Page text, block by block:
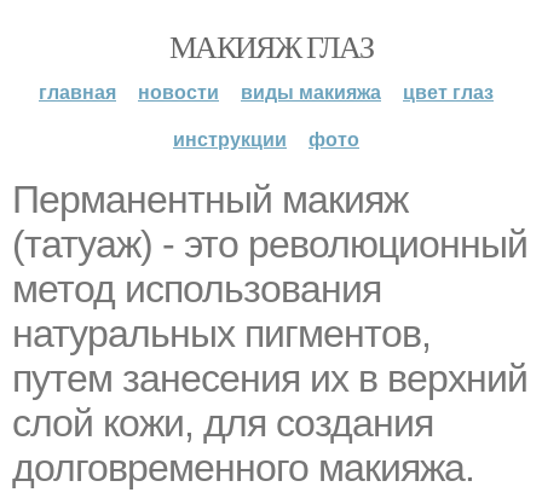
МАКИЯЖ ГЛАЗ
главная новости виды макияжа
цвет глаз
инструкции
фото
Перманентный макияж
(татуаж) - это революционный
метод использования
натуральных пигментов,
путем занесения их в верхний
слой кожи, для создания
долговременного макияжа.